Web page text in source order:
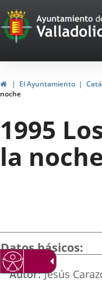
Portal
Web
del
de
Valladolid
InicioEl Ayuntamiento
noche
1995
la noche
Datos básicos
Autor Jesús